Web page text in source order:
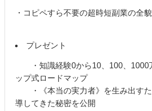
・コピペすら不要の超時短副業の全貌
プレゼント
・知識経験0から10、100、1000
ップ式ロードマップ
・《本当の実力者》を生み出すた
導してきた秘密を公開